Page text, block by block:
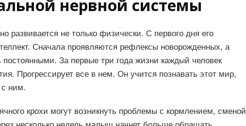
нервной системы
развивается не только физически. С первого дня его
Сначала проявляются рефлексы новорожденных, а
За первые три года жизни каждый человек
Прогрессирует все в нем. Он учится познавать этот мир,
с ним.
крохи могут возникнуть проблемы с кормлением, сменой